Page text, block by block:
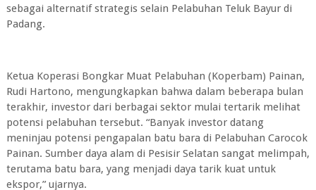
sebagai alternatif strategis selain Pelabuhan Teluk Bayur di
Padang.
Ketua Koperasi Bongkar Muat Pelabuhan (Koperbam) Painan,
Rudi Hartono, mengungkapkan bahwa dalam beberapa bulan
terakhir, investor dari berbagai sektor mulai tertarik melihat
potensi pelabuhan tersebut. “Banyak investor datang
meninjau potensi pengapalan batu bara di Pelabuhan Carocok
Painan. Sumber daya alam di Pesisir Selatan sangat melimpah,
terutama batu bara, yang menjadi daya tarik kuat untuk
ekspor,” ujarnya.